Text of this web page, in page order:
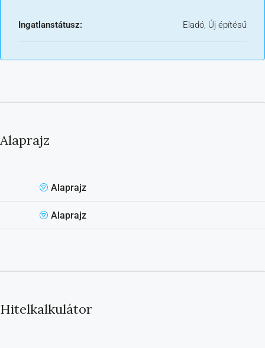
Ingatlanstátusz: Eladó, Új építésű
Alaprajz
Alaprajz
Alaprajz
Hitelkalkulátor